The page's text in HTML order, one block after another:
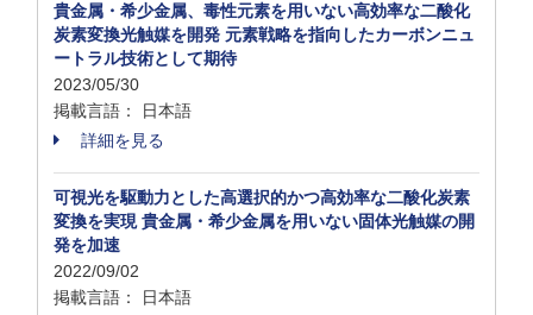
貴金属・希少金属、毒性元素を用いない高効率な二酸化
炭素変換光触媒を開発 元素戦略を指向したカーボンニュ
ートラル技術として期待
2023/05/30
掲載言語： 日本語
詳細を見る
可視光を駆動力とした高選択的かつ高効率な二酸化炭素
変換を実現 貴金属・希少金属を用いない固体光触媒の開
発を加速
2022/09/02
掲載言語： 日本語